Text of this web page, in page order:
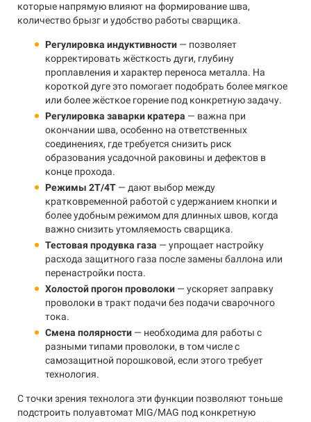
которые напрямую влияют на формирование шва,
количество брызг и удобство работы сварщика.
Регулировка индуктивности — позволяет
корректировать жёсткость дуги, глубину
проплавления и характер переноса металла. На
короткой дуге это помогает подобрать более мягкое
или более жёсткое горение под конкретную задачу.
Регулировка заварки кратера — важна при
окончании шва, особенно на ответственных
соединениях, где требуется снизить риск
образования усадочной раковины и дефектов в
конце прохода.
Режимы 2T/4T — дают выбор между
кратковременной работой с удержанием кнопки и
более удобным режимом для длинных швов, когда
важно снизить утомляемость сварщика.
Тестовая продувка газа — упрощает настройку
расхода защитного газа после замены баллона или
перенастройки поста.
Холостой прогон проволоки — ускоряет заправку
проволоки в тракт подачи без подачи сварочного
тока.
Смена полярности — необходима для работы с
разными типами проволоки, в том числе с
самозащитной порошковой, если этого требует
технология.
С точки зрения технолога эти функции позволяют тоньше
подстроить полуавтомат MIG/MAG под конкретную